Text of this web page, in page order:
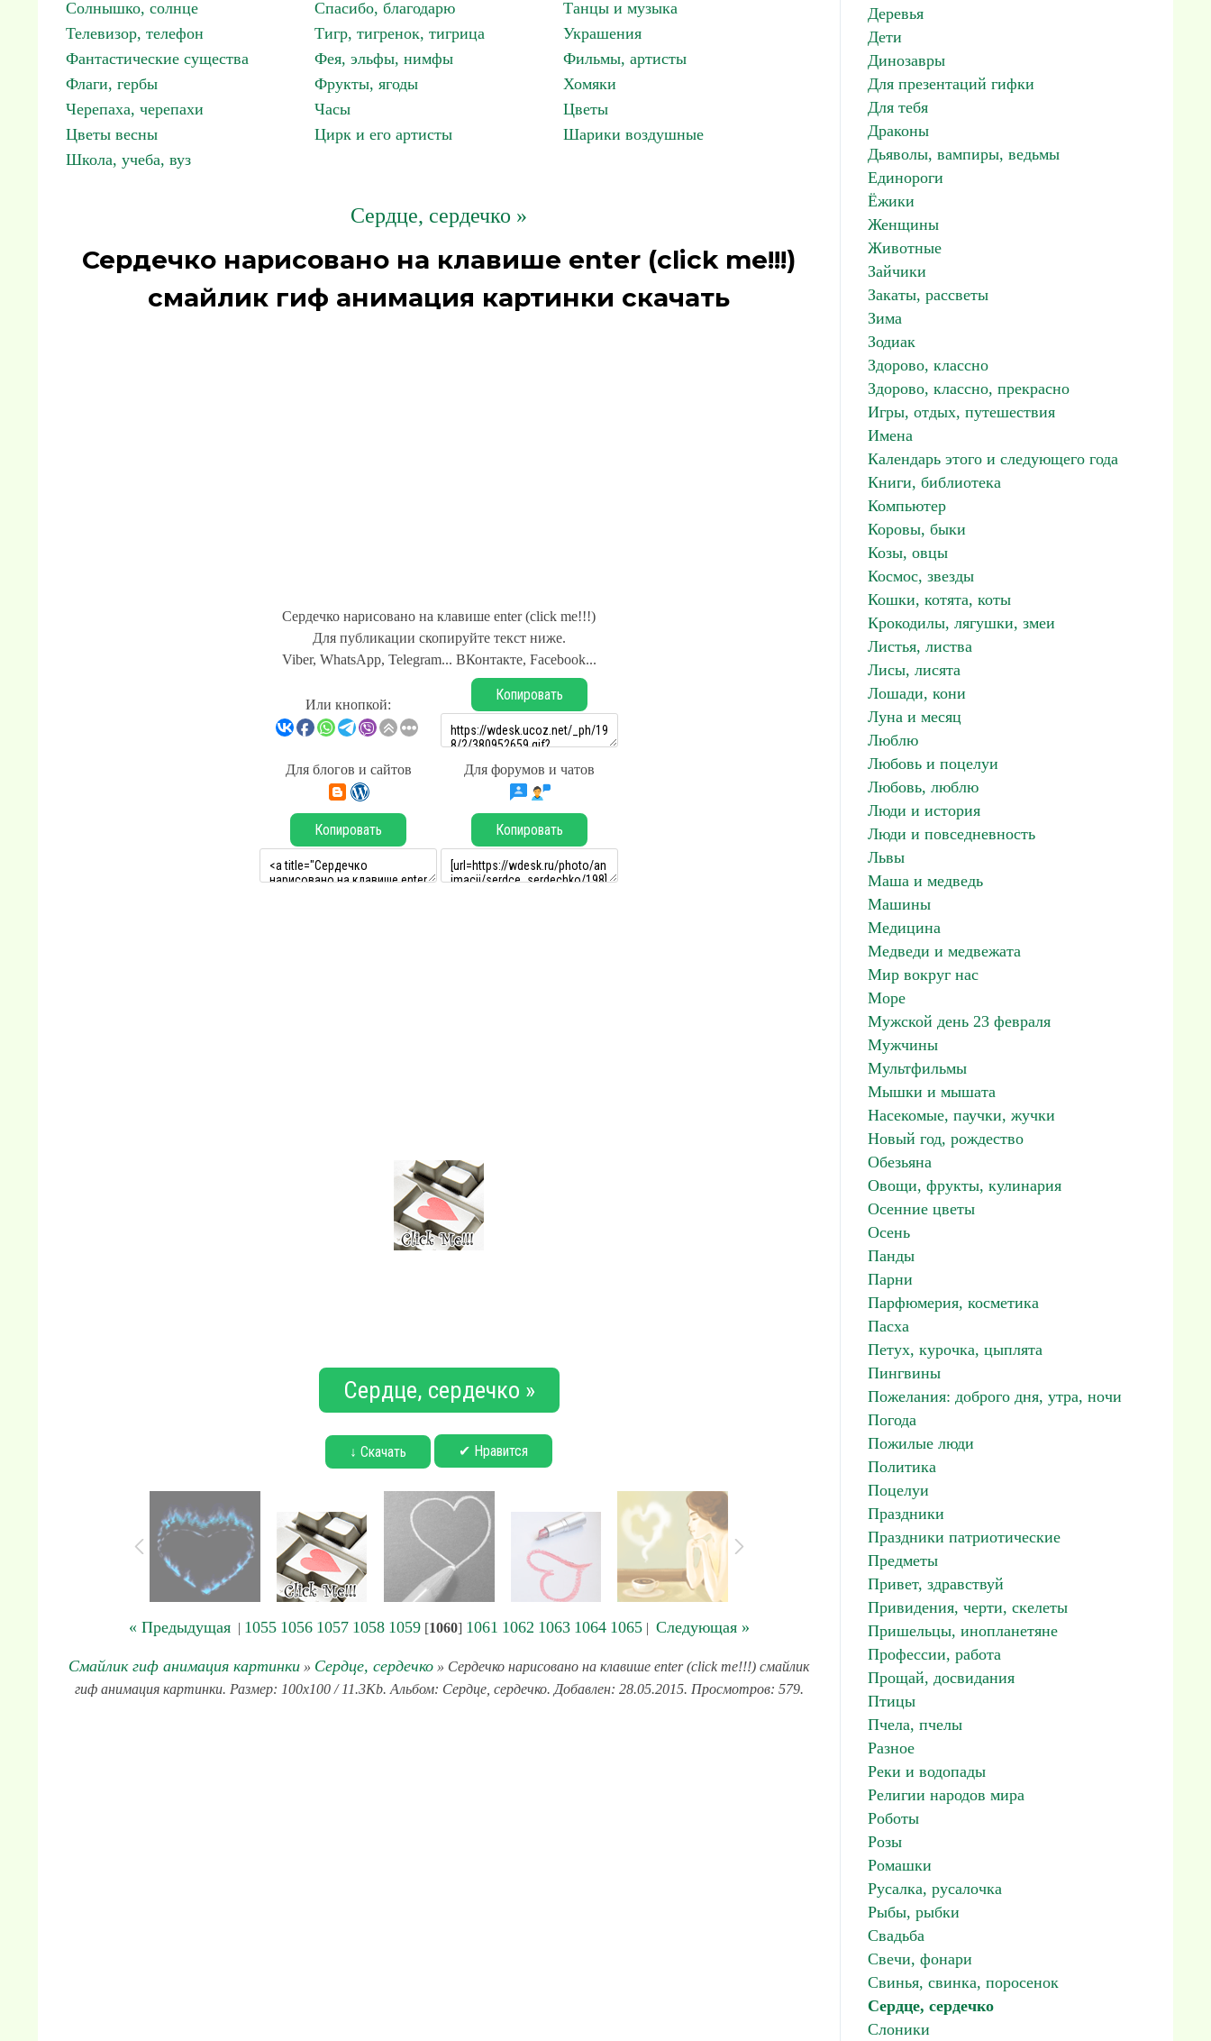
Солнышко, солнце
Спасибо, благодарю
Танцы и музыка
Телевизор, телефон
Тигр, тигренок, тигрица
Украшения
Фантастические существа
Фея, эльфы, нимфы
Фильмы, артисты
Флаги, гербы
Фрукты, ягоды
Хомяки
Черепаха, черепахи
Часы
Цветы
Цветы весны
Цирк и его артисты
Шарики воздушные
Школа, учеба, вуз
Сердце, сердечко »
Сердечко нарисовано на клавише enter (click me!!!)
смайлик гиф анимация картинки скачать
Сердечко нарисовано на клавише enter (click me!!!)
Для публикации скопируйте текст ниже.
Viber, WhatsApp, Telegram... ВКонтакте, Facebook...
Или кнопкой:
Копировать
Для блогов и сайтов Для форумов и чатов
Копировать Копировать
Сердце, сердечко »
↓ Скачать ✔ Нравится
« Предыдущая| 1055 1056 1057 1058 1059[1060] 1061 1062 1063 1064 1065| Следующая »
Смайлик гиф анимация картинки » Сердце, сердечко » Сердечко нарисовано на клавише enter (click me!!!) смайлик
гиф анимация картинки. Размер: 100x100 / 11.3Kb. Альбом: Сердце, сердечко. Добавлен: 28.05.2015. Просмотров: 579.
Деревья
Дети
Динозавры
Для презентаций гифки
Для тебя
Драконы
Дьяволы, вампиры, ведьмы
Единороги
Ёжики
Женщины
Животные
Зайчики
Закаты, рассветы
Зима
Зодиак
Здорово, классно
Здорово, классно, прекрасно
Игры, отдых, путешествия
Имена
Календарь этого и следующего года
Книги, библиотека
Компьютер
Коровы, быки
Козы, овцы
Космос, звезды
Кошки, котята, коты
Крокодилы, лягушки, змеи
Листья, листва
Лисы, лисята
Лошади, кони
Луна и месяц
Люблю
Любовь и поцелуи
Любовь, люблю
Люди и история
Люди и повседневность
Львы
Маша и медведь
Машины
Медицина
Медведи и медвежата
Мир вокруг нас
Море
Мужской день 23 февраля
Мужчины
Мультфильмы
Мышки и мышата
Насекомые, паучки, жучки
Новый год, рождество
Обезьяна
Овощи, фрукты, кулинария
Осенние цветы
Осень
Панды
Парни
Парфюмерия, косметика
Пасха
Петух, курочка, цыплята
Пингвины
Пожелания: доброго дня, утра, ночи
Погода
Пожилые люди
Политика
Поцелуи
Праздники
Праздники патриотические
Предметы
Привет, здравствуй
Привидения, черти, скелеты
Пришельцы, инопланетяне
Профессии, работа
Прощай, досвидания
Птицы
Пчела, пчелы
Разное
Реки и водопады
Религии народов мира
Роботы
Розы
Ромашки
Русалка, русалочка
Рыбы, рыбки
Свадьба
Свечи, фонари
Свинья, свинка, поросенок
Сердце, сердечко
Слоники